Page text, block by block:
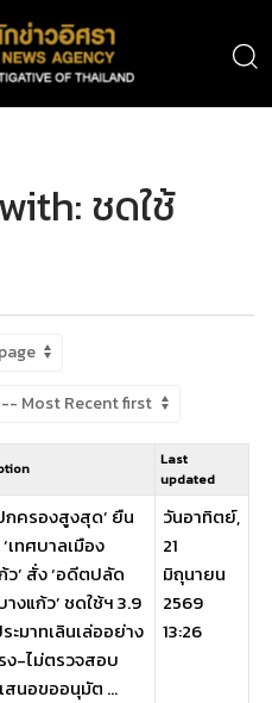
ชดใช้
Last
updated
กครองสูงสุด’ ยืน
เทศบาลเมือง
ว’ สั่ง ‘อดีตปลัด
งแก้ว’ ชดใช้ฯ 3.9
ะมาทเลินเล่ออย่าง
ง-ไม่ตรวจสอบ
สนอขออนุมัต ...
วันอาทิตย์,
21
มิถุนายน
2569
13:26